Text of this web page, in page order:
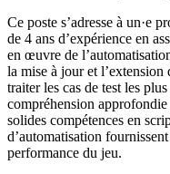
Ce poste s’adresse à un·e
de 4 ans d’expérience en
en œuvre de
la mise à jour et l’extension
traiter les cas de test les
compréhension
solides compétences en
d’automatisation
performance du jeu.